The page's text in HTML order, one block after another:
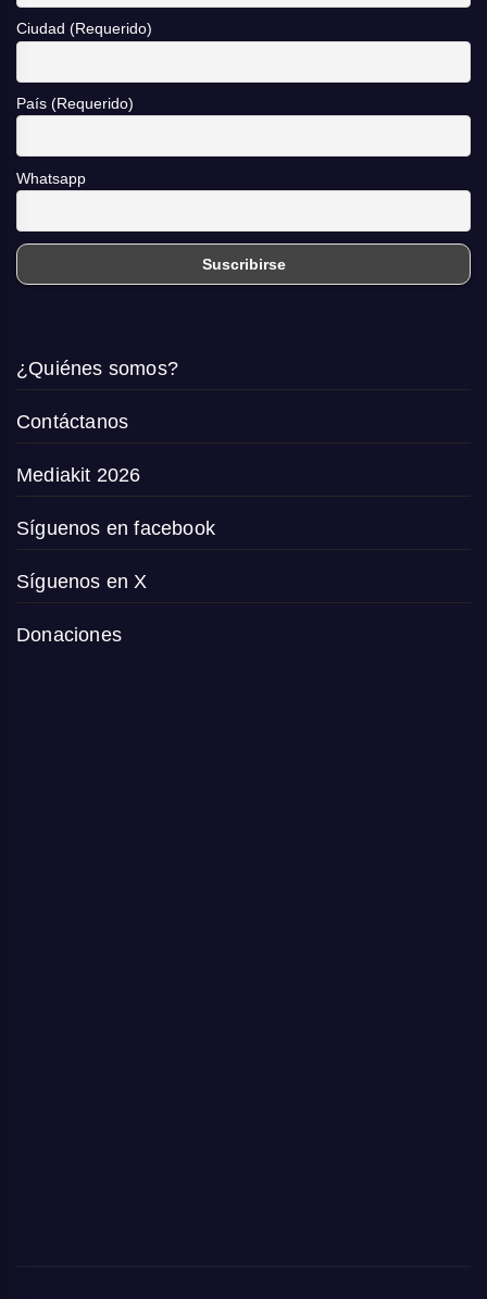
Ciudad (Requerido)
País (Requerido)
Whatsapp
¿Quiénes somos?
Contáctanos
Mediakit 2026
Síguenos en facebook
Síguenos en X
Donaciones